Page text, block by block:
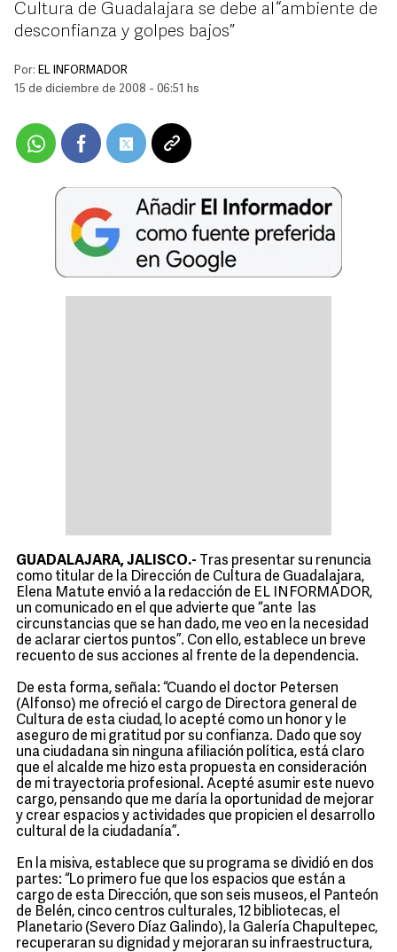
Cultura de Guadalajara se debe al “ambiente de
desconfianza y golpes bajos”
Por: EL INFORMADOR
15 de diciembre de 2008 - 06:51 hs
GUADALAJARA, JALISCO.- Tras presentar su renuncia
como titular de la Dirección de Cultura de Guadalajara,
Elena Matute envió a la redacción de EL INFORMADOR,
un comunicado en el que advierte que “ante las
circunstancias que se han dado, me veo en la necesidad
de aclarar ciertos puntos”. Con ello, establece un breve
recuento de sus acciones al frente de la dependencia.
De esta forma, señala: “Cuando el doctor Petersen
(Alfonso) me ofreció el cargo de Directora general de
Cultura de esta ciudad, lo acepté como un honor y le
aseguro de mi gratitud por su confianza. Dado que soy
una ciudadana sin ninguna afiliación política, está claro
que el alcalde me hizo esta propuesta en consideración
de mi trayectoria profesional. Acepté asumir este nuevo
cargo, pensando que me daría la oportunidad de mejorar
y crear espacios y actividades que propicien el desarrollo
cultural de la ciudadanía”.
En la misiva, establece que su programa se dividió en dos
partes: “Lo primero fue que los espacios que están a
cargo de esta Dirección, que son seis museos, el Panteón
de Belén, cinco centros culturales, 12 bibliotecas, el
Planetario (Severo Díaz Galindo), la Galería Chapultepec,
recuperaran su dignidad y mejoraran su infraestructura,